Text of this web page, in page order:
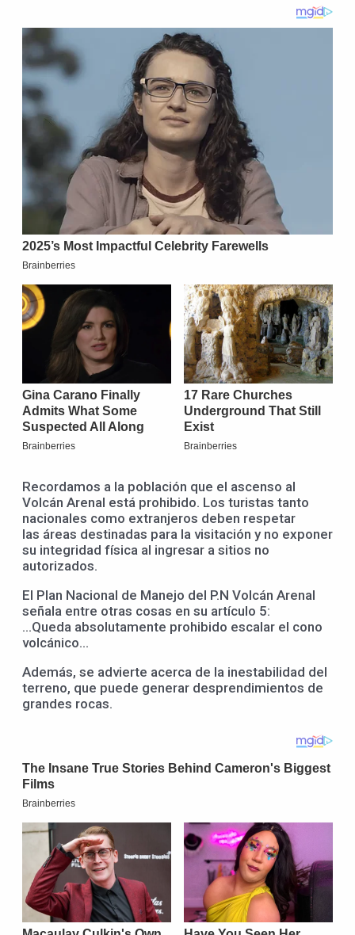
Recordamos a la población que el ascenso al
Volcán Arenal está prohibido. Los turistas tanto
nacionales como extranjeros deben respetar
las áreas destinadas para la visitación y no exponer
su integridad física al ingresar a sitios no
autorizados.
El Plan Nacional de Manejo del P.N Volcán Arenal
señala entre otras cosas en su artículo 5:
…Queda absolutamente prohibido escalar el cono
volcánico…
Además, se advierte acerca de la inestabilidad del
terreno, que puede generar desprendimientos de
grandes rocas.